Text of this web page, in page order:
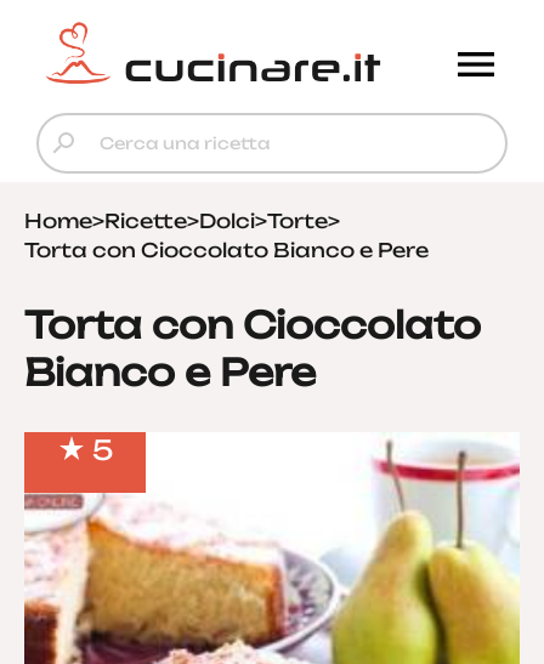
Home>Ricette>Dolci>Torte>
Torta con Cioccolato Bianco e Pere
Torta con Cioccolato
Bianco e Pere
5